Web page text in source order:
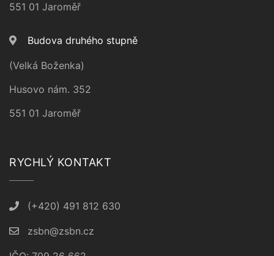
551 01 Jaroměř
Budova druhého stupně
(Velká Boženka)
Husovo nám. 352
551 01 Jaroměř
RYCHLÝ KONTAKT
(+420) 491 812 630
zsbn@zsbn.cz